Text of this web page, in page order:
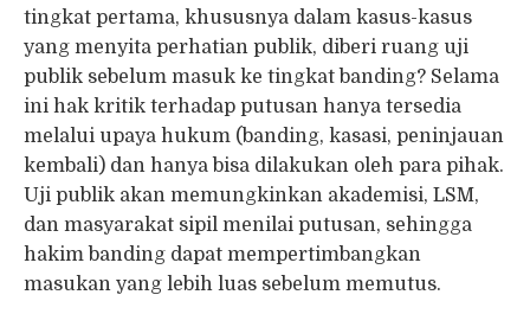
tingkat pertama, khususnya dalam kasus-kasus
yang menyita perhatian publik, diberi ruang uji
publik sebelum masuk ke tingkat banding? Selama
ini hak kritik terhadap putusan hanya tersedia
melalui upaya hukum (banding, kasasi, peninjauan
kembali) dan hanya bisa dilakukan oleh para pihak.
Uji publik akan memungkinkan akademisi, LSM,
dan masyarakat sipil menilai putusan, sehingga
hakim banding dapat mempertimbangkan
masukan yang lebih luas sebelum memutus.